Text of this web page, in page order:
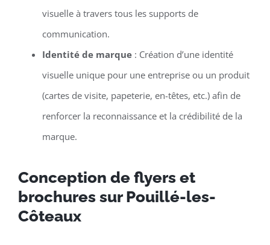
visuelle à travers tous les supports de
communication.
Identité de marque: Création d’une identité
visuelle unique pour une entreprise ou un produit
(cartes de visite, papeterie, en-têtes, etc.) afin de
renforcer la reconnaissance et la crédibilité de la
marque.
Conception de flyers et
brochures sur Pouillé-les-
Côteaux